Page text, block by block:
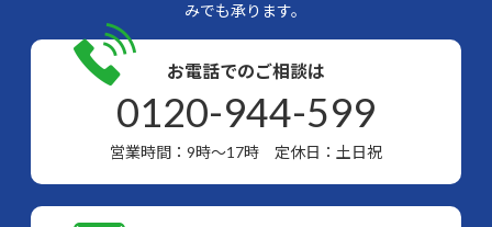
みでも承ります。
お電話でのご相談は
0120-944-599
営業時間：9時～17時 定休日：土日祝